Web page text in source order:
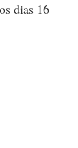
dias 16